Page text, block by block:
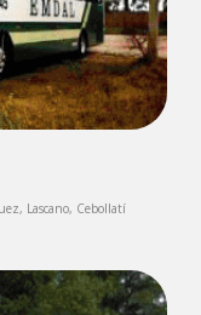
Lascano, Cebollatí